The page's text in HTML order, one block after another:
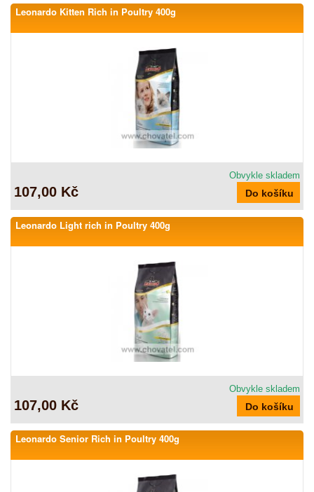
Leonardo Kitten Rich in Poultry 400g
Obvykle skladem
107,00 Kč
Leonardo Light rich in Poultry 400g
Obvykle skladem
107,00 Kč
Leonardo Senior Rich in Poultry 400g